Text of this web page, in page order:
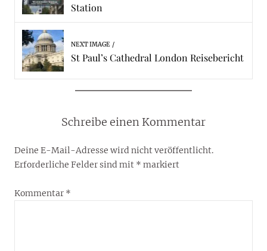
Station
NEXT IMAGE
St Paul’s Cathedral London Reisebericht
Schreibe einen Kommentar
Deine E-Mail-Adresse wird nicht veröffentlicht.
Erforderliche Felder sind mit * markiert
Kommentar *